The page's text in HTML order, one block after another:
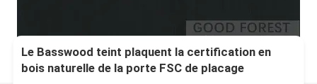
Le Basswood teint plaquent la certification en
bois naturelle de la porte FSC de placage